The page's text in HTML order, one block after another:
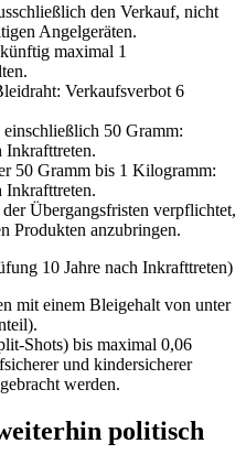
den Verkauf, nicht
Angelgeräten.
maximal 1
Verkaufsverbot 6
50 Gramm:
Inkrafttreten.
50 Gramm bis 1 Kilogramm:
Inkrafttreten.
Übergangsfristen verpflichtet,
Produkten anzubringen.
10 Jahre nach Inkrafttreten)
mit einem Bleigehalt von unter
Shots) bis maximal 0,06
und kindersicherer
werden.
politisch